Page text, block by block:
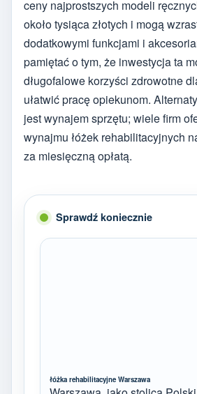
ceny najprostszych modeli
około tysiąca złotych i mogą
dodatkowymi funkcjami i
pamiętać o tym, że inwestycja ta
długofalowe korzyści zdrowotne
ułatwić pracę opiekunom.
jest wynajem sprzętu; wiele firm
wynajmu łóżek rehabilitacyjnych
za miesięczną opłatą.
Sprawdź koniecznie
łóżka rehabilitacyjne Warszawa